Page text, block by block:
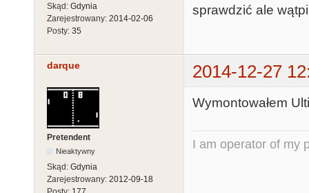
Skąd: Gdynia
Zarejestrowany: 2014-02-06
Posty: 35
sprawdzić ale
darque 2014-12-27
Pretendent
Nieaktywny
Skąd: Gdynia
Zarejestrowany: 2012-09-18
Wymontowałem
I am operator of my